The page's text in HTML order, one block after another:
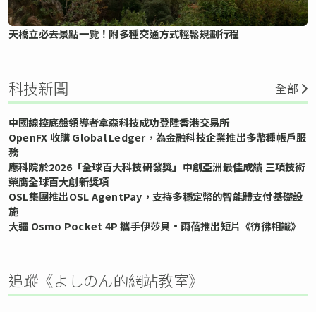
天橋立必去景點一覽！附多種交通方式輕鬆規劃行程
科技新聞 全部
中國線控底盤領導者拿森科技成功登陸香港交易所
OpenFX 收購 Global Ledger，為金融科技企業推出多幣種帳戶服
務
應科院於2026「全球百大科技研發獎」中創亞洲最佳成績 三項技術
榮膺全球百大創新獎項
OSL集團推出OSL AgentPay，支持多穩定幣的智能體支付基礎設
施
大疆 Osmo Pocket 4P 攜手伊莎貝•雨蓓推出短片《彷彿相識》
追蹤《よしのん的網站教室》